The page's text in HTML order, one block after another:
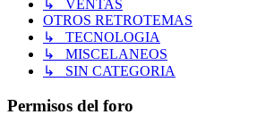
↳ VENTAS
OTROS RETROTEMAS
↳ TECNOLOGIA
↳ MISCELANEOS
↳ SIN CATEGORIA
Permisos del foro